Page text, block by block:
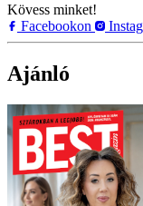
Kövess minket!
Facebookon
Ajánló